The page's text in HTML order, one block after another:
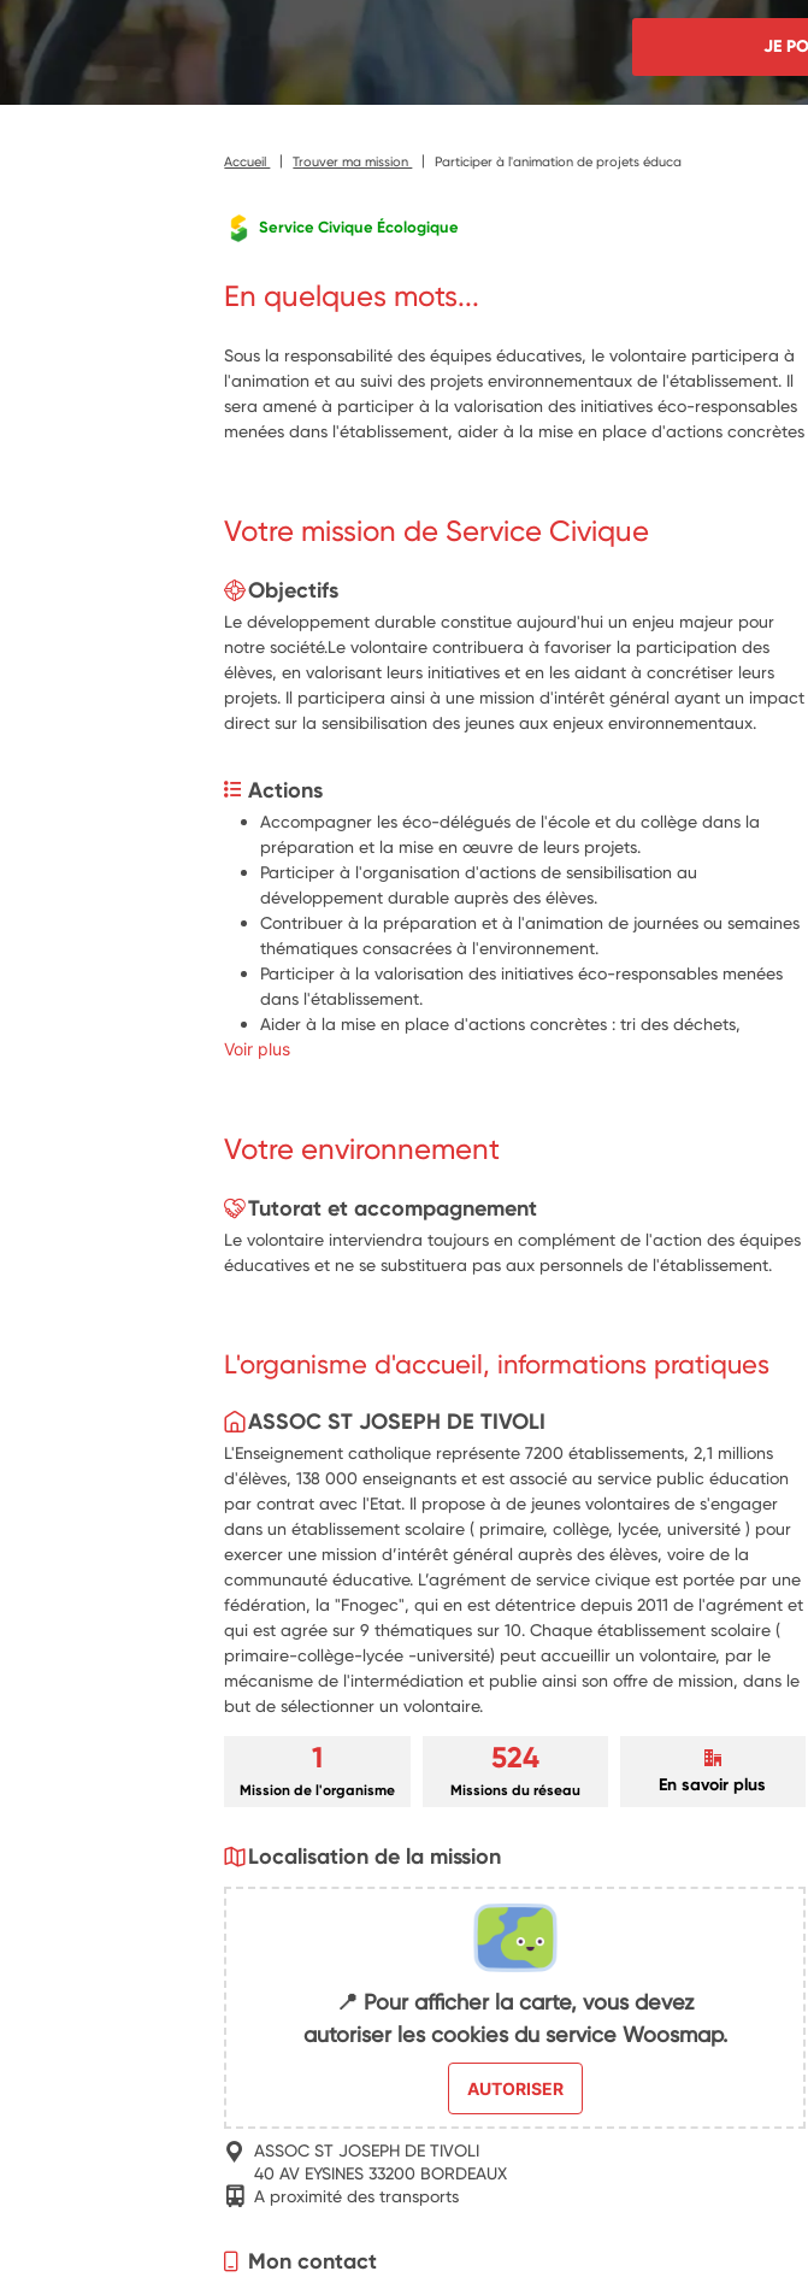
JE
Accueil Trouver ma mission Participer à l'animation de projets éduca
Service Civique Écologique
En quelques mots...
Sous la responsabilité des équipes éducatives, le volontaire participera à
l'animation et au suivi des projets environnementaux de l'établissement. Il
sera amené à participer à la valorisation des initiatives éco-responsables
menées dans l'établissement, aider à la mise en place d'actions concrètes
Votre mission de Service Civique
Objectifs
Le développement durable constitue aujourd'hui un enjeu majeur pour
notre société.Le volontaire contribuera à favoriser la participation des
élèves, en valorisant leurs initiatives et en les aidant à concrétiser leurs
projets. Il participera ainsi à une mission d'intérêt général ayant un impact
direct sur la sensibilisation des jeunes aux enjeux environnementaux.
Actions
Accompagner les éco-délégués de l'école et du collège dans la
préparation et la mise en œuvre de leurs projets.
Participer à l'organisation d'actions de sensibilisation au
développement durable auprès des élèves.
Contribuer à la préparation et à l'animation de journées ou semaines
thématiques consacrées à l'environnement.
Participer à la valorisation des initiatives éco-responsables menées
dans l'établissement.
Aider à la mise en place d'actions concrètes : tri des déchets,
réduction du gaspillage, recyclage, préservation de la biodiversité,
Participer à l'organisation d'événements ou de projets en lien avec le
Accompagner les élèves lors de certaines actions ou sorties
pédagogiques en lien avec l'environnement.
Voir plus
Votre environnement
Tutorat et accompagnement
Le volontaire interviendra toujours en complément de l'action des équipes
éducatives et ne se substituera pas aux personnels de l'établissement.
L'organisme d'accueil, informations pratiques
ASSOC ST JOSEPH DE TIVOLI
L'Enseignement catholique représente 7200 établissements, 2,1 millions
d'élèves, 138 000 enseignants et est associé au service public éducation
par contrat avec l'Etat. Il propose à de jeunes volontaires de s'engager
dans un établissement scolaire ( primaire, collège, lycée, université ) pour
exercer une mission d’intérêt général auprès des élèves, voire de la
communauté éducative. L’agrément de service civique est portée par une
fédération, la "Fnogec", qui en est détentrice depuis 2011 de l'agrément et
qui est agrée sur 9 thématiques sur 10. Chaque établissement scolaire (
primaire-collège-lycée -université) peut accueillir un volontaire, par le
mécanisme de l'intermédiation et publie ainsi son offre de mission, dans le
but de sélectionner un volontaire.
1
Mission de l'organisme
524
Missions du réseau En savoir plus
Localisation de la mission
📍 Pour afficher la carte, vous devez
autoriser les cookies du service Woosmap.
AUTORISER
ASSOC ST JOSEPH DE TIVOLI
40 AV EYSINES 33200 BORDEAUX
A proximité des transports
Mon contact